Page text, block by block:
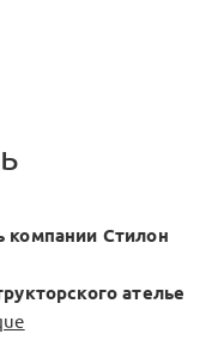
компании Стилон
ателье